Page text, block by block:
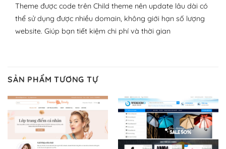
– Dễ sử dụng
Với mọi Hosting bất kỳ thì WordPress đều có thể dễ
Và bạn có toàn quyền tự do khi quyết định nơi lưu trữ
trang web WordPress của bạn.
Dễ dàng lựa chọn Hosting cho website WordPress
– Bảo mật cực tốt
Vì WordPress hiện là nền tảng xây dựng trang web và
Theme được code trên Child theme nên update lâu dài có
thể sử dụng được nhiều domain, không giới hạn số lượng
website. Giúp bạn tiết kiệm chi phí và thời gian
SẢN PHẨM TƯƠNG TỰ